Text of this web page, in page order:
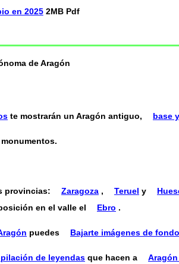
en 20252MB Pdf
de Aragón
te mostrarán un Aragón antiguo, base
provincias: Zaragoza , Teruel y
en el valle el Ebro .
puedes Bajarte imágenes de
de leyendas que hacen a